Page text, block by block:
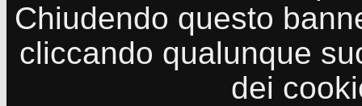
Chiudendo questo
cliccando qualunque
dei